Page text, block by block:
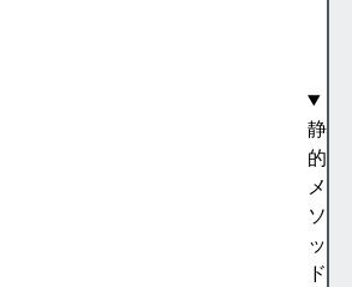
静
的
メ
ソ
ッ
ド